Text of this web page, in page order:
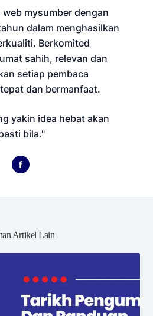
mysumber dengan
dalam menghasilkan
Berkomited
sahih, relevan dan
setiap pembaca
dan bermanfaat.
yakin idea hebat akan
bila."
Artikel Lain